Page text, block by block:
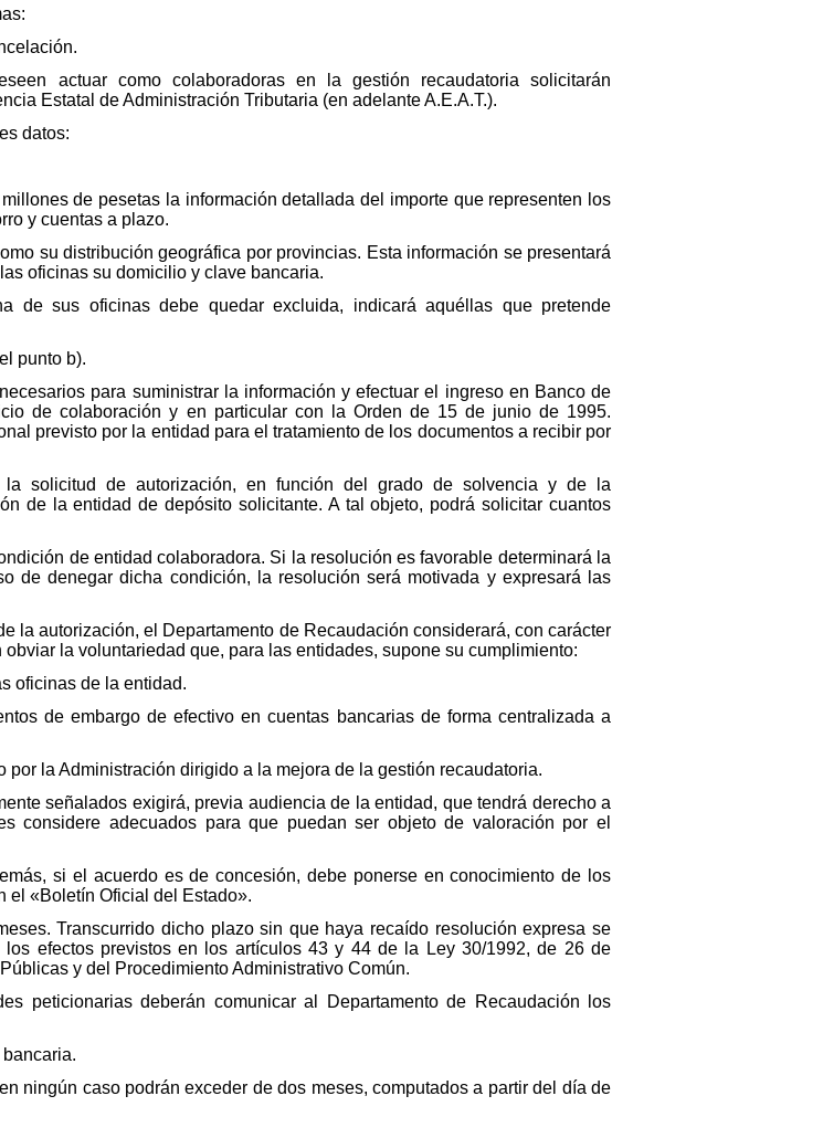
actuar como colaboradoras en la gestión recaudatoria solicitarán
Estatal de Administración Tributaria (en adelante A.E.A.T.).
datos:
de pesetas la información detallada del importe que representen los
y cuentas a plazo.
su distribución geográfica por provincias. Esta información se presentará
oficinas su domicilio y clave bancaria.
de sus oficinas debe quedar excluida, indicará aquéllas que pretende
punto b).
para suministrar la información y efectuar el ingreso en Banco de
de colaboración y en particular con la Orden de 15 de junio de 1995.
previsto por la entidad para el tratamiento de los documentos a recibir por
la solicitud de autorización, en función del grado de solvencia y de la
de la entidad de depósito solicitante. A tal objeto, podrá solicitar cuantos
de entidad colaboradora. Si la resolución es favorable determinará la
de denegar dicha condición, la resolución será motivada y expresará las
la autorización, el Departamento de Recaudación considerará, con carácter
la voluntariedad que, para las entidades, supone su cumplimiento:
oficinas de la entidad.
de embargo de efectivo en cuentas bancarias de forma centralizada a
la Administración dirigido a la mejora de la gestión recaudatoria.
señalados exigirá, previa audiencia de la entidad, que tendrá derecho a
considere adecuados para que puedan ser objeto de valoración por el
si el acuerdo es de concesión, debe ponerse en conocimiento de los
el «Boletín Oficial del Estado».
Transcurrido dicho plazo sin que haya recaído resolución expresa se
efectos previstos en los artículos 43 y 44 de la Ley 30/1992, de 26 de
y del Procedimiento Administrativo Común.
peticionarias deberán comunicar al Departamento de Recaudación los
ningún caso podrán exceder de dos meses, computados a partir del día de